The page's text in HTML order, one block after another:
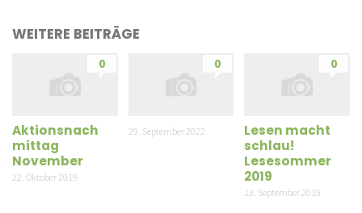
WEITERE BEITRÄGE
0
Aktionsnach
mittag
November
22. Oktober 2019
0
29. September 2022
0
Lesen macht
schlau!
Lesesommer
2019
13. September 2019